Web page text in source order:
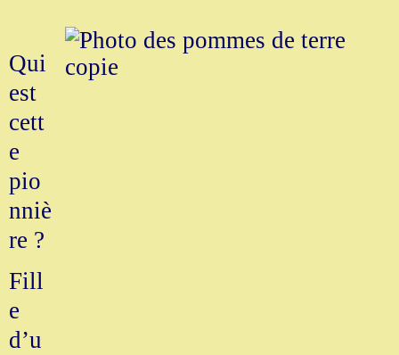
Qui
est
cett
e
pio
nniè
re ?
Fill
e
d’u